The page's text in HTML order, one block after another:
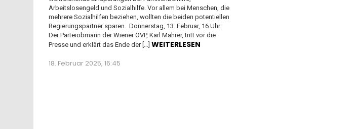
Arbeitslosengeld und Sozialhilfe. Vor allem bei Menschen, die
mehrere Sozialhilfen beziehen, wollten die beiden potentiellen
Regierungspartner sparen. Donnerstag, 13. Februar, 16 Uhr:
Der Parteiobmann der Wiener ÖVP, Karl Mahrer, tritt vor die
Presse und erklärt das Ende der […] WEITERLESEN
18. Februar 2025, 16:45